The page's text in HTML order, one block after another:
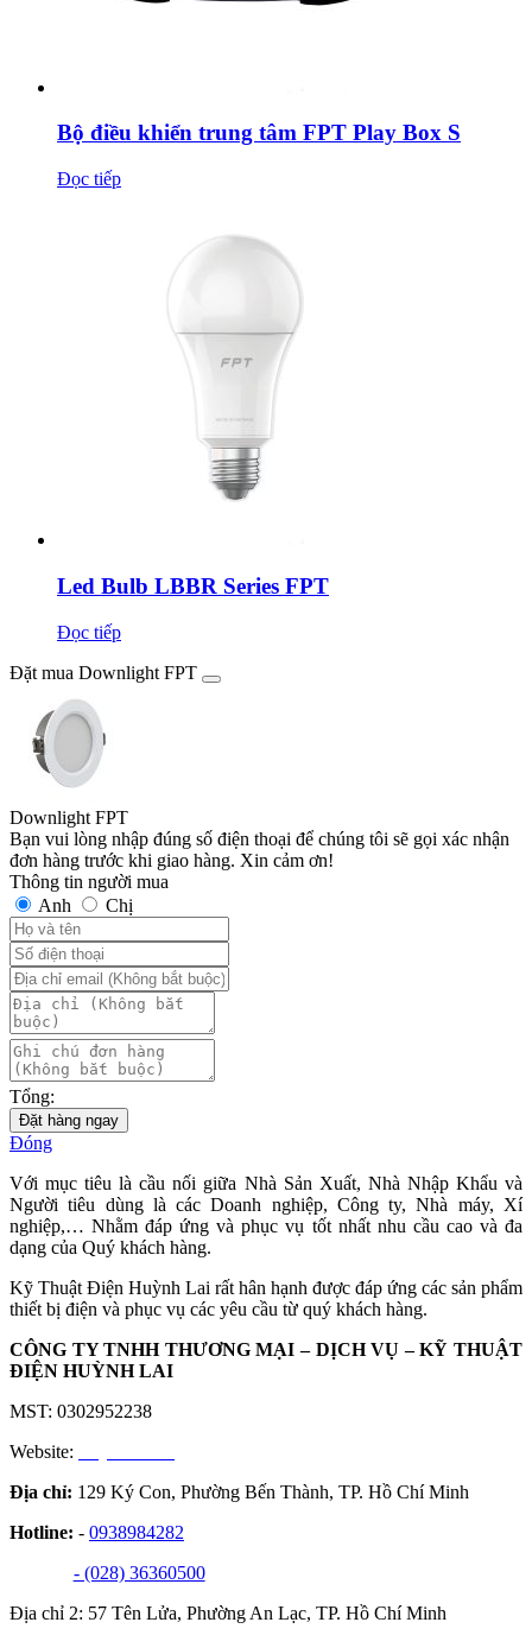
Bộ điều khiển trung tâm FPT Play Box S
Đọc tiếp
Led Bulb LBBR Series FPT
Đọc tiếp
Đặt mua Downlight FPT
Downlight FPT
Bạn vui lòng nhập đúng số điện thoại để chúng tôi sẽ gọi xác nhận
đơn hàng trước khi giao hàng. Xin cảm ơn!
Thông tin người mua
Anh
Chị
Tổng:
Đặt hàng ngay
Đóng
Với mục tiêu là cầu nối giữa Nhà Sản Xuất, Nhà Nhập Khẩu và
Người tiêu dùng là các Doanh nghiệp, Công ty, Nhà máy, Xí
nghiệp,… Nhằm đáp ứng và phục vụ tốt nhất nhu cầu cao và đa
dạng của Quý khách hàng.
Kỹ Thuật Điện Huỳnh Lai rất hân hạnh được đáp ứng các sản phẩm
thiết bị điện và phục vụ các yêu cầu từ quý khách hàng.
CÔNG TY TNHH THƯƠNG MẠI – DỊCH VỤ – KỸ THUẬT
ĐIỆN HUỲNH LAI
MST: 0302952238
Website:
Địa chỉ: 129 Ký Con, Phường Bến Thành, TP. Hồ Chí Minh
Hotline: - 0938984282
- (028) 36360500
Địa chỉ 2: 57 Tên Lửa, Phường An Lạc, TP. Hồ Chí Minh